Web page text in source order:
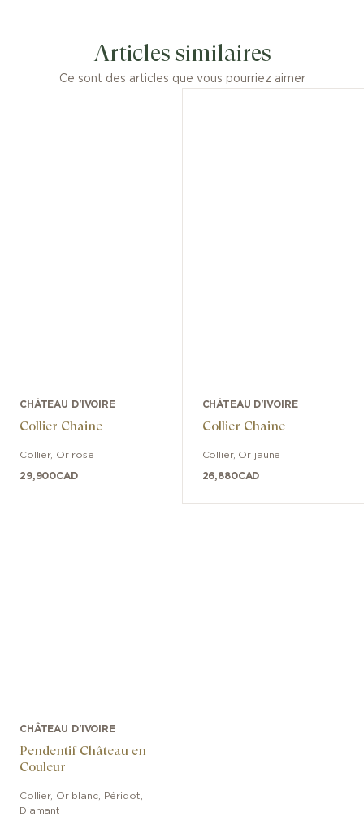
Articles similaires
Ce sont des articles que vous pourriez aimer
CHÂTEAU D'IVOIRE
Collier Chaine
Collier, Or rose
29,900CAD
CHÂTEAU D'IVOIRE
Collier Chaine
Collier, Or jaune
26,880CAD
CHÂTEAU D'IVOIRE
Pendentif Château en
Couleur
Collier, Or blanc,
Péridot,
Diamant